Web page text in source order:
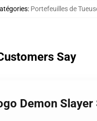
: Portefeuilles de
Say
Demon